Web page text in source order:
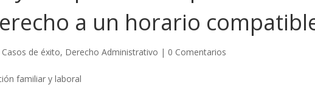
a un horario
Casos de éxito, Derecho Administrativo | 0 Comentarios